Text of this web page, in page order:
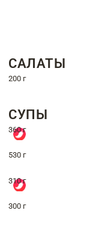
САЛАТЫ
200 г
СУПЫ
360 г
530 г
310 г
300 г